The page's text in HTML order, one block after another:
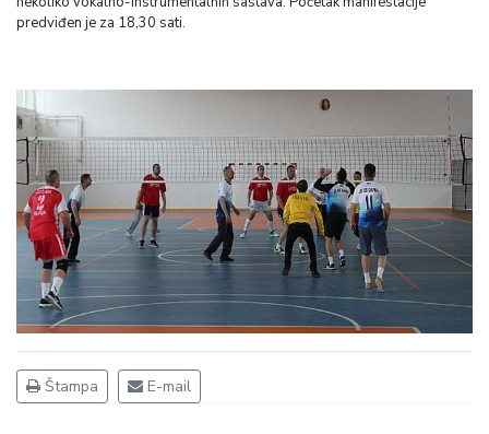
predviđen je za 18,30 sati.
Štampa E-mail